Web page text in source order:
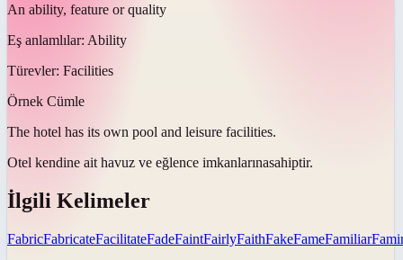
An ability, feature or quality
Eş anlamlılar: Ability
Türevler: Facilities
Örnek Cümle
The hotel has its own pool and leisure facilities.
Otel kendine ait havuz ve eğlence imkanlarınasahiptir.
İlgili Kelimeler
FabricFabricateFacilitateFadeFaintFairlyFaithFakeFameFamiliar